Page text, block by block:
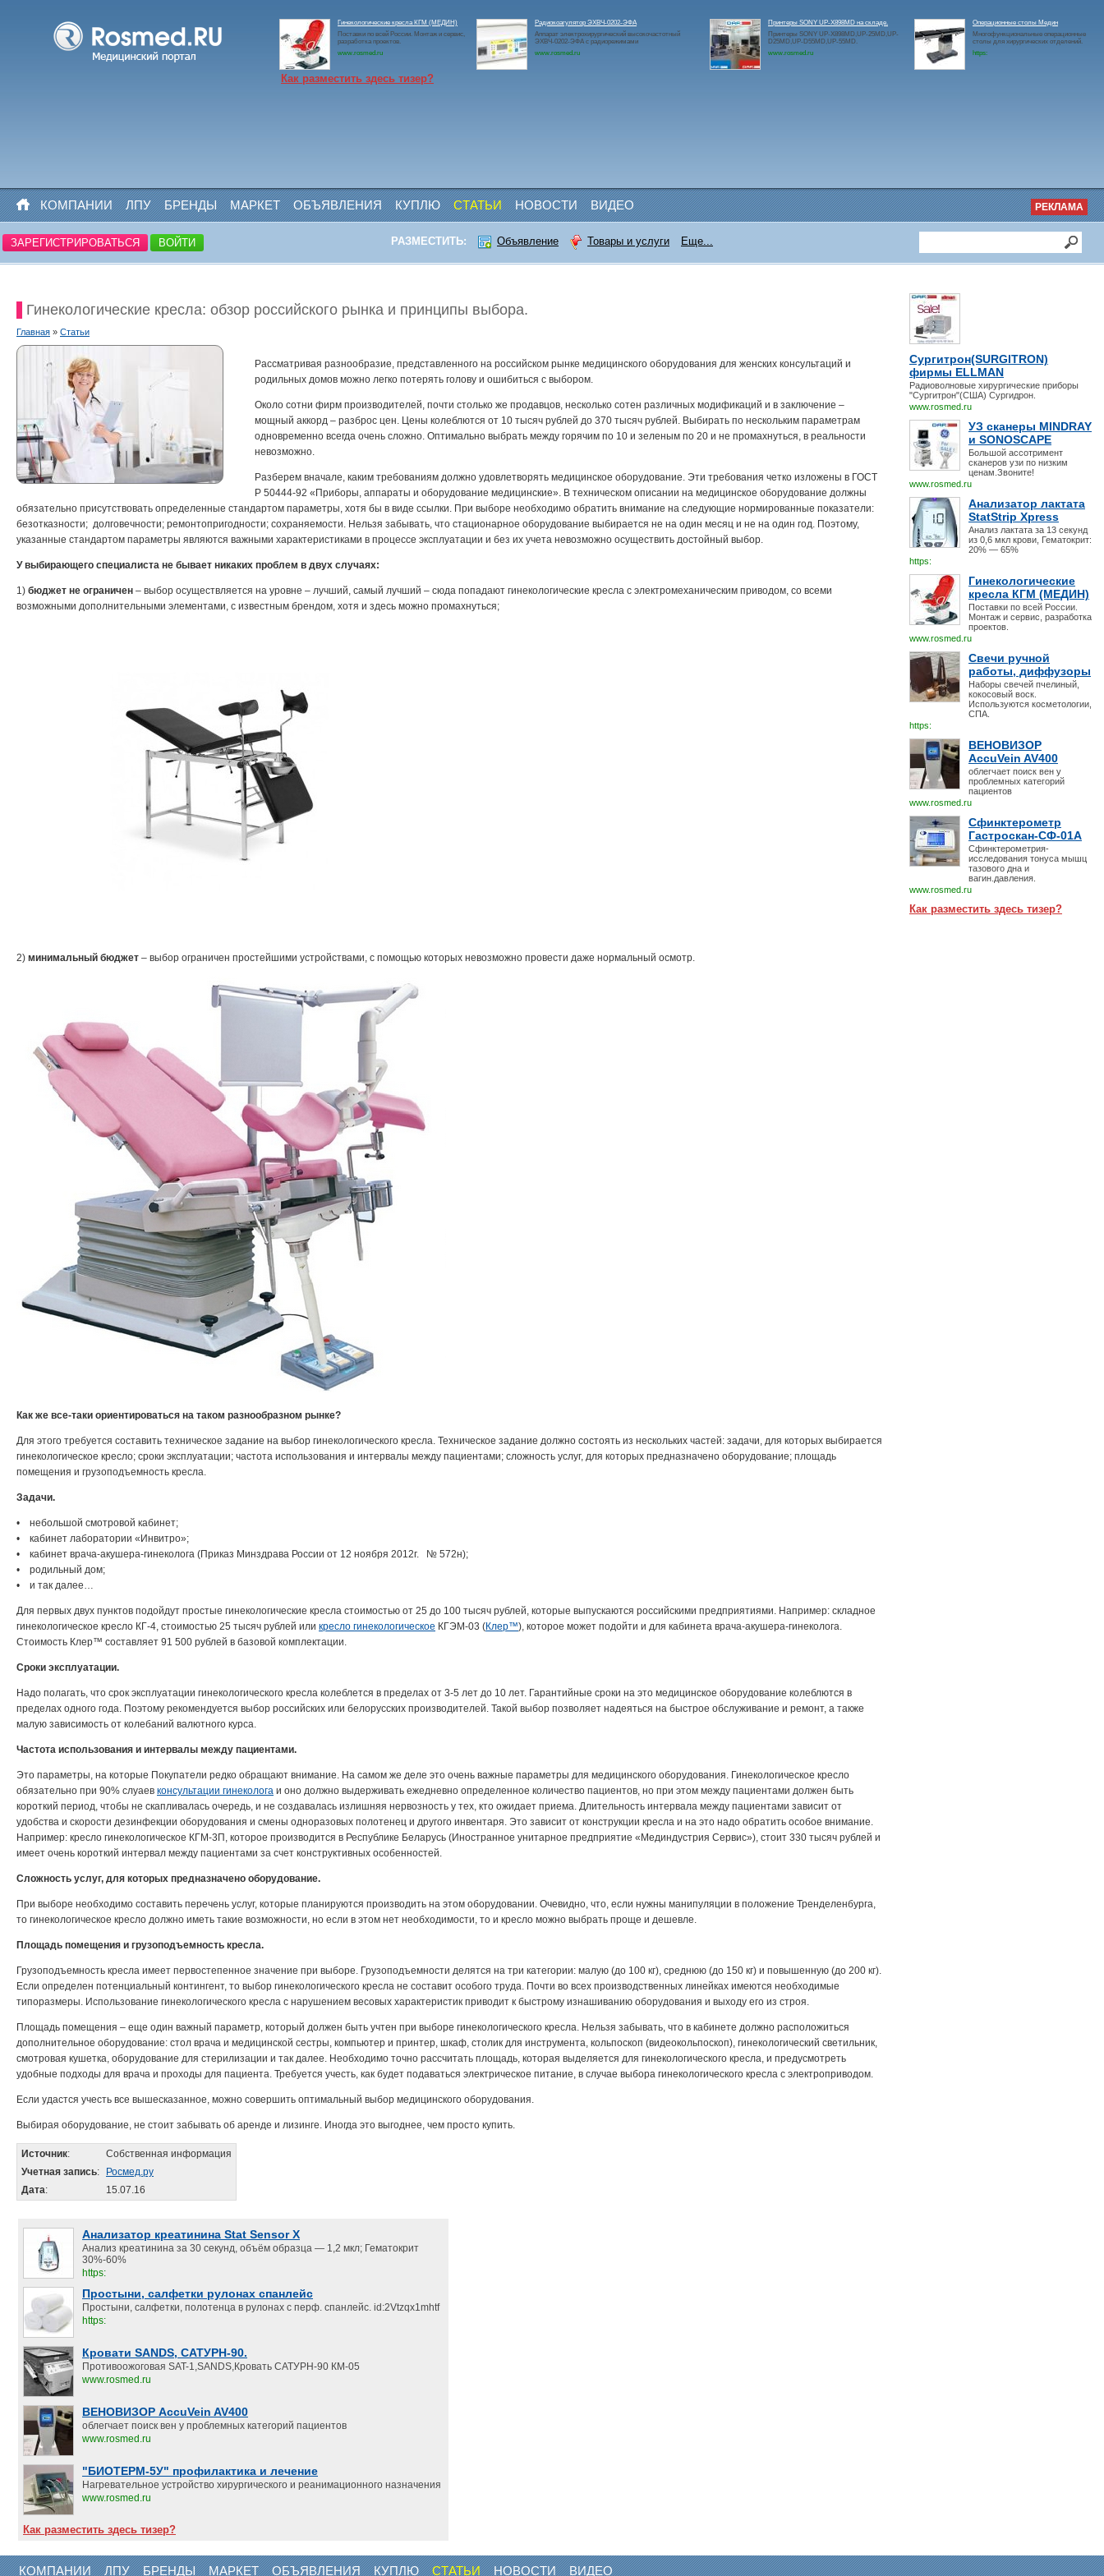
Гинекологические кресла КГМ (МЕДИН)
Поставки по всей России. Монтаж и сервис,
разработка проектов.
www.rosmed.ru
Радиокоагулятор ЭХВЧ-0202-ЭФА
Аппарат электрохирургический высокочастотный
ЭХВЧ-0202-ЭФА с радиорежимами
www.rosmed.ru
Принтеры SONY UP-X898MD на складе.
Принтеры SONY UP-X898MD,UP-25MD,UP-
D25MD,UP-D55MD,UP-55MD.
www.rosmed.ru
Операционные столы Медин
Многофункциональные операционные
столы для хирургических отделений.
https:
Как разместить здесь тизер?
КОМПАНИИ ЛПУ БРЕНДЫ МАРКЕТ ОБЪЯВЛЕНИЯ КУПЛЮ СТАТЬИ НОВОСТИ ВИДЕО РЕКЛАМА
ЗАРЕГИСТРИРОВАТЬСЯ ВОЙТИ РАЗМЕСТИТЬ: Объявление Товары и услуги Еще...
Сургитрон(SURGITRON)
фирмы ELLMAN
Радиоволновые хирургические приборы
"Сургитрон"(США) Сургидрон.
www.rosmed.ru
УЗ сканеры MINDRAY
и SONOSCAPE
Большой ассотримент
сканеров узи по низким
ценам.Звоните!
www.rosmed.ru
Анализатор лактата
StatStrip Xpress
Анализ лактата за 13 секунд
из 0,6 мкл крови, Гематокрит:
20% — 65%
https:
Гинекологические
кресла КГМ (МЕДИН)
Поставки по всей России.
Монтаж и сервис, разработка
проектов.
www.rosmed.ru
Свечи ручной
работы, диффузоры
Наборы свечей пчелиный,
кокосовый воск.
Используются косметологии,
СПА.
https:
ВЕНОВИЗОР
AccuVein AV400
облегчает поиск вен у
проблемных категорий
пациентов
www.rosmed.ru
Сфинктерометр
Гастроскан-СФ-01А
Сфинктерометрия-
исследования тонуса мышц
тазового дна и
вагин.давления.
www.rosmed.ru
Как разместить здесь тизер?
Гинекологические кресла: обзор российского рынка и принципы выбора.
Главная » Статьи
Рассматривая разнообразие, представленного на российском рынке медицинского оборудования для женских консультаций и
родильных домов можно легко потерять голову и ошибиться с выбором.
Около сотни фирм производителей, почти столько же продавцов, несколько сотен различных модификаций и в заключение –
мощный аккорд – разброс цен. Цены колеблются от 10 тысяч рублей до 370 тысяч рублей. Выбирать по нескольким параметрам
одновременно всегда очень сложно. Оптимально выбрать между горячим по 10 и зеленым по 20 и не промахнуться, в реальности
невозможно.
Разберем вначале, каким требованиям должно удовлетворять медицинское оборудование. Эти требования четко изложены в ГОСТ
Р 50444-92 «Приборы, аппараты и оборудование медицинские». В техническом описании на медицинское оборудование должны
обязательно присутствовать определенные стандартом параметры, хотя бы в виде ссылки. При выборе необходимо обратить внимание на следующие нормированные показатели:
безотказности; долговечности; ремонтопригодности; сохраняемости. Нельзя забывать, что стационарное оборудование выбирается не на один месяц и не на один год. Поэтому,
указанные стандартом параметры являются важными характеристиками в процессе эксплуатации и без их учета невозможно осуществить достойный выбор.
У выбирающего специалиста не бывает никаких проблем в двух случаях:
1) бюджет не ограничен – выбор осуществляется на уровне – лучший, самый лучший – сюда попадают гинекологические кресла с электромеханическим приводом, со всеми
возможными дополнительными элементами, с известным брендом, хотя и здесь можно промахнуться;
2) минимальный бюджет – выбор ограничен простейшими устройствами, с помощью которых невозможно провести даже нормальный осмотр.
Как же все-таки ориентироваться на таком разнообразном рынке?
Для этого требуется составить техническое задание на выбор гинекологического кресла. Техническое задание должно состоять из нескольких частей: задачи, для которых выбирается
гинекологическое кресло; сроки эксплуатации; частота использования и интервалы между пациентами; сложность услуг, для которых предназначено оборудование; площадь
помещения и грузоподъемность кресла.
Задачи.
• небольшой смотровой кабинет;
• кабинет лаборатории «Инвитро»;
• кабинет врача-акушера-гинеколога (Приказ Минздрава России от 12 ноября 2012г. № 572н);
• родильный дом;
• и так далее…
Для первых двух пунктов подойдут простые гинекологические кресла стоимостью от 25 до 100 тысяч рублей, которые выпускаются российскими предприятиями. Например: складное
гинекологическое кресло КГ-4, стоимостью 25 тысяч рублей или кресло гинекологическое КГЭМ-03 (Клер™), которое может подойти и для кабинета врача-акушера-гинеколога.
Стоимость Клер™ составляет 91 500 рублей в базовой комплектации.
Сроки эксплуатации.
Надо полагать, что срок эксплуатации гинекологического кресла колеблется в пределах от 3-5 лет до 10 лет. Гарантийные сроки на это медицинское оборудование колеблются в
пределах одного года. Поэтому рекомендуется выбор российских или белорусских производителей. Такой выбор позволяет надеяться на быстрое обслуживание и ремонт, а также
малую зависимость от колебаний валютного курса.
Частота использования и интервалы между пациентами.
Это параметры, на которые Покупатели редко обращают внимание. На самом же деле это очень важные параметры для медицинского оборудования. Гинекологическое кресло
обязательно при 90% слуаев консультации гинеколога и оно должно выдерживать ежедневно определенное количество пациентов, но при этом между пациентами должен быть
короткий период, чтобы не скапливалась очередь, и не создавалась излишняя нервозность у тех, кто ожидает приема. Длительность интервала между пациентами зависит от
удобства и скорости дезинфекции оборудования и смены одноразовых полотенец и другого инвентаря. Это зависит от конструкции кресла и на это надо обратить особое внимание.
Например: кресло гинекологическое КГМ-3П, которое производится в Республике Беларусь (Иностранное унитарное предприятие «Мединдустрия Сервис»), стоит 330 тысяч рублей и
имеет очень короткий интервал между пациентами за счет конструктивных особенностей.
Сложность услуг, для которых предназначено оборудование.
При выборе необходимо составить перечень услуг, которые планируются производить на этом оборудовании. Очевидно, что, если нужны манипуляции в положение Тренделенбурга,
то гинекологическое кресло должно иметь такие возможности, но если в этом нет необходимости, то и кресло можно выбрать проще и дешевле.
Площадь помещения и грузоподъемность кресла.
Грузоподъемность кресла имеет первостепенное значение при выборе. Грузоподъемности делятся на три категории: малую (до 100 кг), среднюю (до 150 кг) и повышенную (до 200 кг).
Если определен потенциальный контингент, то выбор гинекологического кресла не составит особого труда. Почти во всех производственных линейках имеются необходимые
типоразмеры. Использование гинекологического кресла с нарушением весовых характеристик приводит к быстрому изнашиванию оборудования и выходу его из строя.
Площадь помещения – еще один важный параметр, который должен быть учтен при выборе гинекологического кресла. Нельзя забывать, что в кабинете должно расположиться
дополнительное оборудование: стол врача и медицинской сестры, компьютер и принтер, шкаф, столик для инструмента, кольпоскоп (видеокольпоскоп), гинекологический светильник,
смотровая кушетка, оборудование для стерилизации и так далее. Необходимо точно рассчитать площадь, которая выделяется для гинекологического кресла, и предусмотреть
удобные подходы для врача и проходы для пациента. Требуется учесть, как будет подаваться электрическое питание, в случае выбора гинекологического кресла с электроприводом.
Если удастся учесть все вышесказанное, можно совершить оптимальный выбор медицинского оборудования.
Выбирая оборудование, не стоит забывать об аренде и лизинге. Иногда это выгоднее, чем просто купить.
Источник:
Собственная информация
Учетная запись:
Росмед.ру
Дата: 15.07.16
Анализатор креатинина Stat Sensor X
Анализ креатинина за 30 секунд, объём образца — 1,2 мкл; Гематокрит
30%-60%
https:
Простыни, салфетки рулонах спанлейс
Простыни, салфетки, полотенца в рулонах с перф. спанлейс. id:2Vtzqx1mhtf
https:
Кровати SANDS, САТУРН-90.
Противоожоговая SAT-1,SANDS,Кровать САТУРН-90 КМ-05
www.rosmed.ru
ВЕНОВИЗОР AccuVein AV400
облегчает поиск вен у проблемных категорий пациентов
www.rosmed.ru
"БИОТЕРМ-5У" профилактика и лечение
Нагревательное устройство хирургического и реанимационного назначения
www.rosmed.ru
Как разместить здесь тизер?
КОМПАНИИ ЛПУ БРЕНДЫ МАРКЕТ ОБЪЯВЛЕНИЯ КУПЛЮ СТАТЬИ НОВОСТИ ВИДЕО